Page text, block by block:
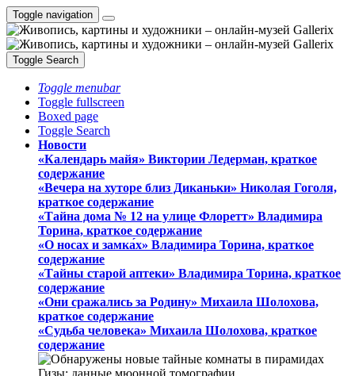
Toggle navigation
Toggle Search
Toggle menubar
Toggle fullscreen
Boxed page
Toggle Search
Новости
«Календарь майя» Виктории Ледерман, краткое
содержание
«Вечера на хуторе близ Диканьки» Николая Гоголя,
краткое содержание
«Тайна дома № 12 на улице Флоретт» Владимира
Торина, краткое содержание
«О носах и замка́х» Владимира Торина, краткое
содержание
«Тайны старой аптеки» Владимира Торина, краткое
содержание
«Они сражались за Родину» Михаила Шолохова,
краткое содержание
«Судьба человека» Михаила Шолохова, краткое
содержание